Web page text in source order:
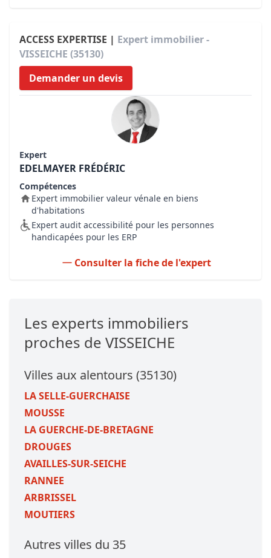
ACCESS EXPERTISE | Expert immobilier -
VISSEICHE (35130)
Demander un devis
Expert
EDELMAYER FRÉDÉRIC
Compétences
Expert immobilier valeur vénale en biens
d'habitations
Expert audit accessibilité pour les personnes
handicapées pour les ERP
Consulter la fiche de l'expert
Les experts immobiliers
proches de VISSEICHE
Villes aux alentours (35130)
LA SELLE-GUERCHAISE
MOUSSE
LA GUERCHE-DE-BRETAGNE
DROUGES
AVAILLES-SUR-SEICHE
RANNEE
ARBRISSEL
MOUTIERS
Autres villes du 35